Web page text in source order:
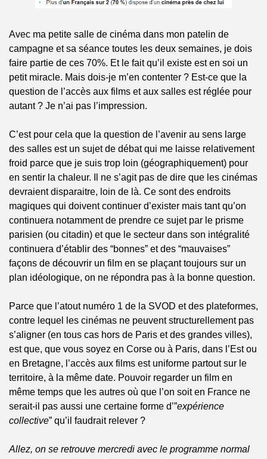
Avec ma petite salle de cinéma dans mon patelin de
campagne et sa séance toutes les deux semaines, je dois
faire partie de ces 70%. Et le fait qu’il existe est en soi un
petit miracle. Mais dois-je m’en contenter ? Est-ce que la
question de l’accès aux films et aux salles est réglée pour
autant ? Je n’ai pas l’impression.
C’est pour cela que la question de l’avenir au sens large
des salles est un sujet de débat qui me laisse relativement
froid parce que je suis trop loin (géographiquement) pour
en sentir la chaleur. Il ne s’agit pas de dire que les cinémas
devraient disparaitre, loin de là. Ce sont des endroits
magiques qui doivent continuer d’exister mais tant qu’on
continuera notamment de prendre ce sujet par le prisme
parisien (ou citadin) et que le secteur dans son intégralité
continuera d’établir des “bonnes” et des “mauvaises”
façons de découvrir un film en se plaçant toujours sur un
plan idéologique, on ne répondra pas à la bonne question.
Parce que l’atout numéro 1 de la SVOD et des plateformes,
contre lequel les cinémas ne peuvent structurellement pas
s’aligner (en tous cas hors de Paris et des grandes villes),
est que, que vous soyez en Corse ou à Paris, dans l’Est ou
en Bretagne, l’accès aux films est uniforme partout sur le
territoire, à la même date. Pouvoir regarder un film en
même temps que les autres où que l’on soit en France ne
serait-il pas aussi une certaine forme d’”expérience
collective” qu’il faudrait relever ?
Allez, on se retrouve mercredi avec le programme normal